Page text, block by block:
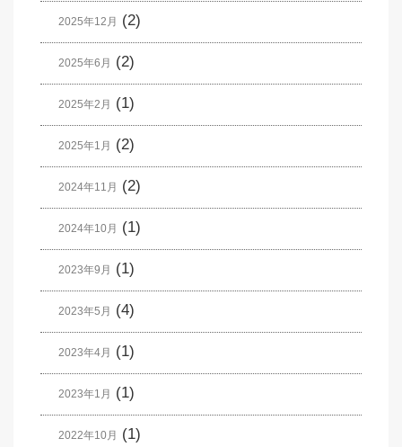
2025年12月 (2)
2025年6月 (2)
2025年2月 (1)
2025年1月 (2)
2024年11月 (2)
2024年10月 (1)
2023年9月 (1)
2023年5月 (4)
2023年4月 (1)
2023年1月 (1)
2022年10月 (1)